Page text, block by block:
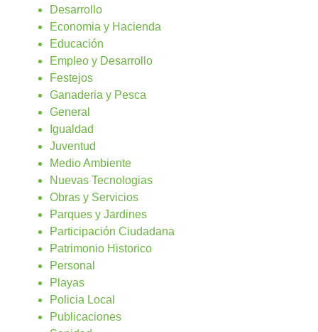
Desarrollo
Economia y Hacienda
Educación
Empleo y Desarrollo
Festejos
Ganaderia y Pesca
General
Igualdad
Juventud
Medio Ambiente
Nuevas Tecnologias
Obras y Servicios
Parques y Jardines
Participación Ciudadana
Patrimonio Historico
Personal
Playas
Policia Local
Publicaciones